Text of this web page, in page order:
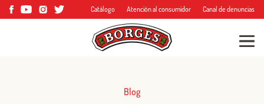
Catálogo Atención al consumidor Canal de denuncias
Blog